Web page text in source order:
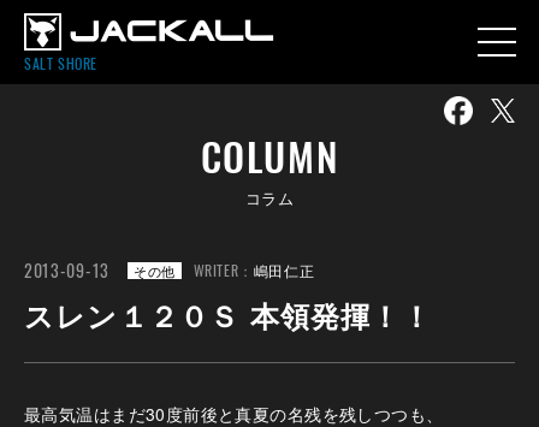
SALT SHORE
COLUMN
コラム
2013-09-13 その他 WRITER： 嶋田仁正
スレン１２０Ｓ 本領発揮！！
最高気温はまだ30度前後と真夏の名残を残しつつも、